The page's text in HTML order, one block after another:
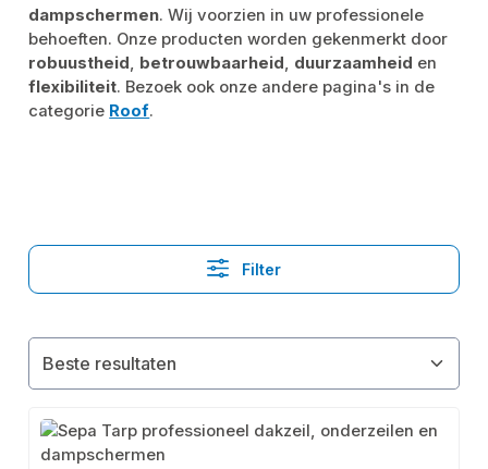
dampschermen. Wij voorzien in uw professionele
behoeften. Onze producten worden gekenmerkt door
robuustheid, betrouwbaarheid, duurzaamheid en
flexibiliteit. Bezoek ook onze andere pagina's in de
categorie Roof.
Filter